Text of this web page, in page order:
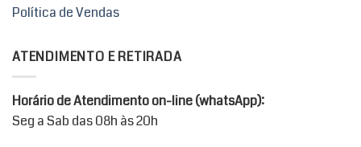
Política de Vendas
ATENDIMENTO E RETIRADA
Horário de Atendimento on-line (whatsApp):
Seg a Sab das 08h às 20h